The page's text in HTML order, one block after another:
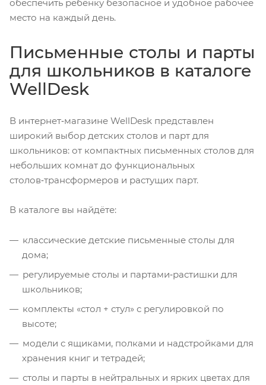
обеспечить ребёнку безопасное и удобное рабочее
место на каждый день.
Письменные столы и парты
для школьников в каталоге
WellDesk
В интернет‑магазине WellDesk представлен
широкий выбор детских столов и парт для
школьников: от компактных письменных столов для
небольших комнат до функциональных
столов‑трансформеров и растущих парт.
В каталоге вы найдёте:
классические детские письменные столы для
дома;
регулируемые столы и партами‑растишки для
школьников;
комплекты «стол + стул» с регулировкой по
высоте;
модели с ящиками, полками и надстройками для
хранения книг и тетрадей;
столы и парты в нейтральных и ярких цветах для